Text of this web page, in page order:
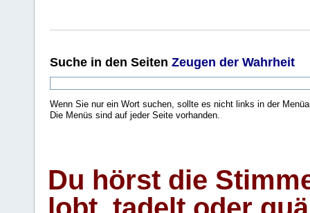
Suche in den Seiten Zeugen der Wahrheit
Wenn Sie nur ein Wort suchen, sollte es nicht links in der
Die Menüs sind auf jeder Seite vorhanden.
Du hörst die